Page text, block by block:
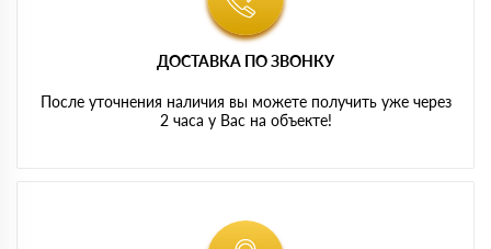
ДОСТАВКА ПО ЗВОНКУ
После уточнения наличия вы можете получить уже через
2 часа у Вас на объекте!